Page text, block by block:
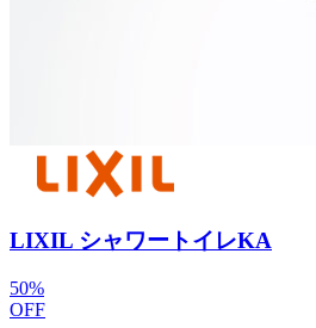
LIXIL シャワートイレKA
50%
OFF